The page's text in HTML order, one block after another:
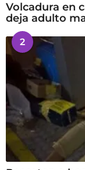
Volcadura en
deja adulto
2